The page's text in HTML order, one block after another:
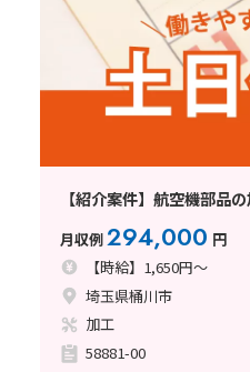
【紹介案件】航空機部品
月収例294,000 円
【時給】1,650円～
埼玉県桶川市
加工
58881-00